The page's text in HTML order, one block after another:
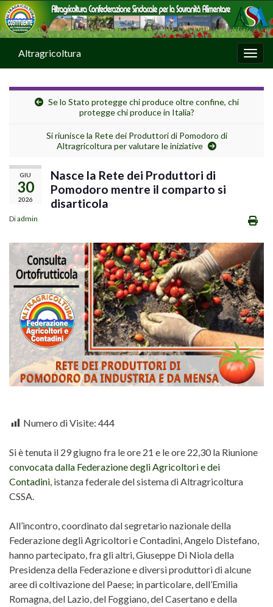
Altragricoltura
Se lo Stato protegge chi produce oltre confine, chi
protegge chi produce in Italia?
Si riunisce la Rete dei Produttori di Pomodoro di
Altragricoltura per valutare le iniziative
GIU
30
2026
Nasce la Rete dei Produttori di
Pomodoro mentre il comparto si
disarticola
Diadmin
Numero di Visite: 444
Si è tenuta il 29 giugno fra le ore 21 e le ore 22,30 la Riunione
convocata dalla Federazione degli Agricoltori e dei
Contadini, istanza federale del sistema di Altragricoltura
CSSA.
All’incontro, coordinato dal segretario nazionale della
Federazione degli Agricoltori e Contadini, Angelo Distefano,
hanno partecipato, fra gli altri, Giuseppe Di Niola della
Presidenza della Federazione e diversi produttori di alcune
aree di coltivazione del Paese; in particolare, dell’Emilia
Romagna, del Lazio, del Foggiano, del Casertano e della